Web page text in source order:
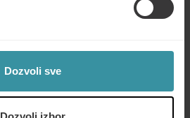
Dozvoli sve